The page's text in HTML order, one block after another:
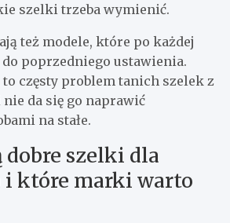
szelki trzeba wymienić.
też modele, które po każdej
poprzedniego ustawienia.
częsty problem tanich szelek z
da się go naprawić
na stałe.
szelki dla
i które marki warto